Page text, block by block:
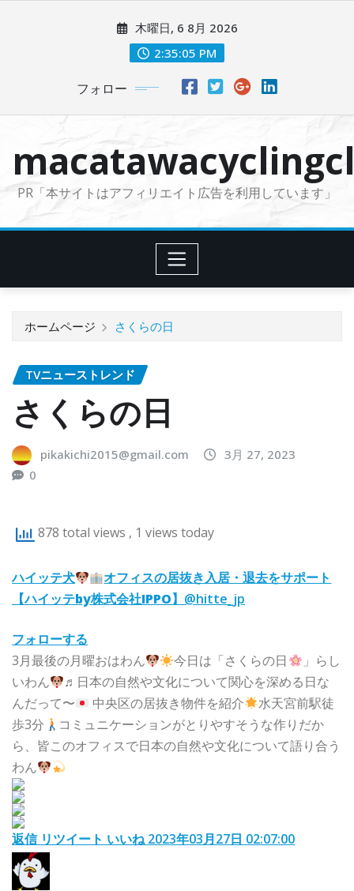
に
木曜日, 6 8月 2026
2:35:06 PM
フォロー
PR「本サイトはアフィリエイト広告を利用しています」
ホームページ さくらの日
TVニューストレンド
さくらの日
pikakichi2015@gmail.com
3月 27, 2023
0
878 total views , 1 views today
ハイッテ犬
オフィスの居抜き入居・退去をサポート
【ハイッテby株式会社IPPO】 @hitte_jp
フォローする
3月最後の月曜おはわん
今日は「さくらの日
」らし
いわん
♬日本の自然や文化について関心を深める日な
んだって〜
中央区の居抜き物件を紹介
水天宮前駅徒
歩3分
コミュニケーションがとりやすそうな作りだか
ら、皆このオフィスで日本の自然や文化について語り合う
わん
返信 リツイート いいね 2023年03月27日 02:07:00